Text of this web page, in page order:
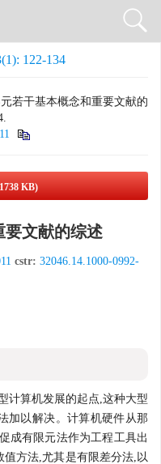
122-134
若干基本概念和重要文献的
KB)
要文献的综述
cstr: 32046.14.1000-0992-
计算机发展的起点,这种大型
加以解决。计算机硬件从那
成有限元法作为工程工具出
方法,尤其是有限差分法,以